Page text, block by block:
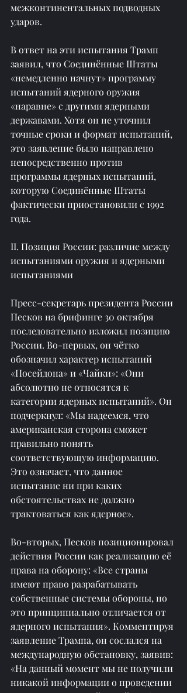
межконтинентальных подводных
ударов.
В ответ на эти испытания Трамп
заявил, что Соединённые Штаты
«немедленно начнут» программу
испытаний ядерного оружия
«наравне» с другими ядерными
державами. Хотя он не уточнил
точные сроки и формат испытаний,
это заявление было направлено
непосредственно против
программы ядерных испытаний,
которую Соединённые Штаты
фактически приостановили с 1992
года.
II. Позиция России: различие между
испытаниями оружия и ядерными
испытаниями
Пресс-секретарь президента России
Песков на брифинге 30 октября
последовательно изложил позицию
России. Во-первых, он чётко
обозначил характер испытаний
«Посейдона» и «Чайки»: «Они
абсолютно не относятся к
категории ядерных испытаний». Он
подчеркнул: «Мы надеемся, что
американская сторона сможет
правильно понять
соответствующую информацию.
Это означает, что данное
испытание ни при каких
обстоятельствах не должно
трактоваться как ядерное».
Во-вторых, Песков позиционировал
действия России как реализацию её
права на оборону: «Все страны
имеют право разрабатывать
собственные системы обороны, но
это принципиально отличается от
ядерного испытания». Комментируя
заявление Трампа, он сослался на
международную обстановку, заявив:
«На данный момент мы не получили
никакой информации о проведении